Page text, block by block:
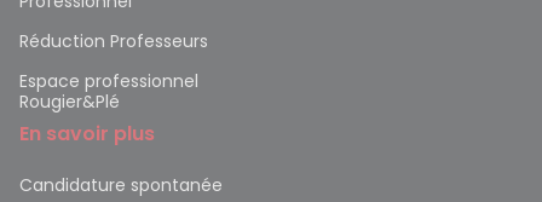
Réduction Professeurs
Espace professionnel
Rougier&Plé
En savoir plus
Candidature spontanée